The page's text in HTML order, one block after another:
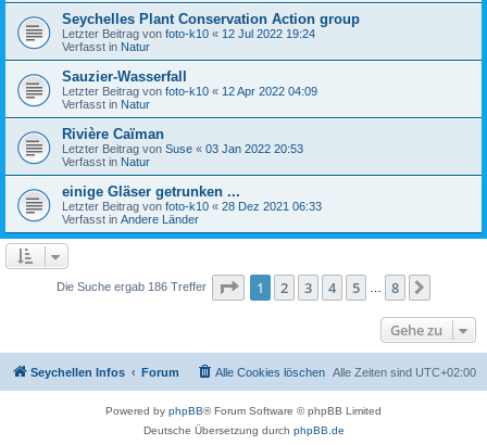
Seychelles Plant Conservation Action group
Letzter Beitrag von foto-k10 « 12 Jul 2022 19:24
Verfasst in Natur
Sauzier-Wasserfall
Letzter Beitrag von foto-k10 « 12 Apr 2022 04:09
Verfasst in Natur
Rivière Caïman
Letzter Beitrag von Suse « 03 Jan 2022 20:53
Verfasst in Natur
einige Gläser getrunken ...
Letzter Beitrag von foto-k10 « 28 Dez 2021 06:33
Verfasst in Andere Länder
Die Suche ergab 186 Treffer Seite 1von
1 2 3 4 5 8
Gehe zu
Seychellen Infos Forum Alle Zeiten sind UTC+02:00
Alle Cookies löschen
Powered by phpBB® Forum Software © phpBB Limited
Deutsche Übersetzung durch phpBB.de